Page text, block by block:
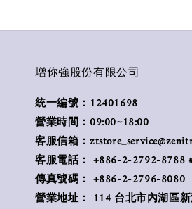
增你強股份有限公司
統一編號：12401698
營業時間：09:00~18:00
客服信箱：
客服電話： +886-2-2792-8788
傳真號碼： +886-2-2796-8080
營業地址： 114 台北市內湖區